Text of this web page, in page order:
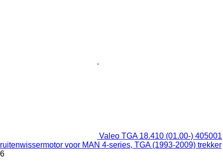
Valeo TGA 18.410 (01.00-) 405001
ruitenwissermotor voor MAN 4-series, TGA (1993-2009) trekker
6